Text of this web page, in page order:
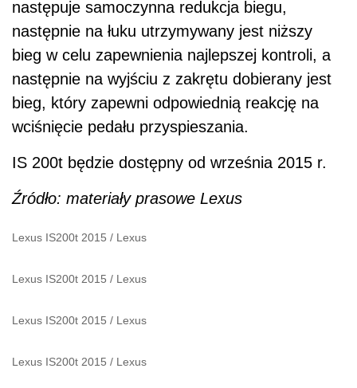
następuje samoczynna redukcja biegu,
następnie na łuku utrzymywany jest niższy
bieg w celu zapewnienia najlepszej kontroli, a
następnie na wyjściu z zakrętu dobierany jest
bieg, który zapewni odpowiednią reakcję na
wciśnięcie pedału przyspieszania.
IS 200t będzie dostępny od września 2015 r.
Źródło: materiały prasowe Lexus
Lexus IS200t 2015 / Lexus
Lexus IS200t 2015 / Lexus
Lexus IS200t 2015 / Lexus
Lexus IS200t 2015 / Lexus